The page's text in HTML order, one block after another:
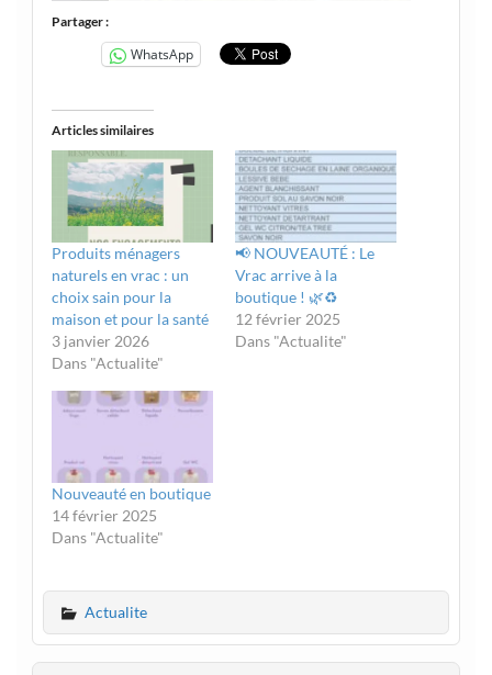
Partager :
WhatsApp
Articles similaires
Produits ménagers
naturels en vrac : un
choix sain pour la
maison et pour la santé
3 janvier 2026
Dans "Actualite"
📢 NOUVEAUTÉ : Le
Vrac arrive à la
boutique ! 🌿♻️
12 février 2025
Dans "Actualite"
Nouveauté en boutique
14 février 2025
Dans "Actualite"
Actualite